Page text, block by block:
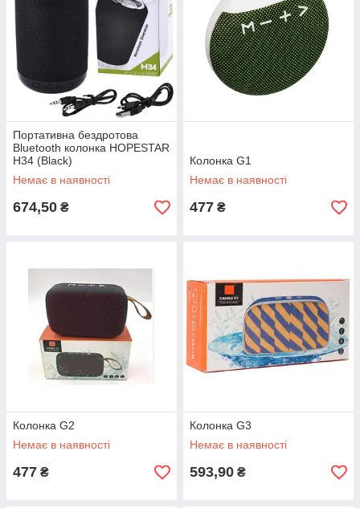
Портативна бездротова
Bluetooth колонка HOPESTAR
H34 (Black)
Немає в наявності
674,50 ₴
Колонка G1
Немає в наявності
477 ₴
Колонка G2
Немає в наявності
477 ₴
Колонка G3
Немає в наявності
593,90 ₴